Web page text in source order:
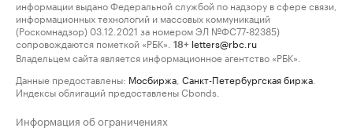
информации выдано Федеральной службой по надзору в сфере связи,
информационных технологий и массовых коммуникаций
(Роскомнадзор) 03.12.2021 за номером ЭЛ №ФС77-82385)
сопровождаются пометкой «РБК».
18+ letters@rbc.ru
Владельцем сайта является информационное агентство «РБК».
Данные предоставлены: Мосбиржа Санкт-Петербургская биржа
Индексы облигаций предоставлены Cbonds.
Информация об ограничениях